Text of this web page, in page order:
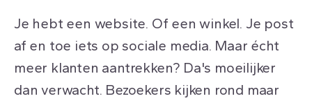
Je hebt een website. Of een winkel. Je post
af en toe iets op sociale media. Maar écht
meer klanten aantrekken? Da's moeilijker
dan verwacht. Bezoekers kijken rond maar